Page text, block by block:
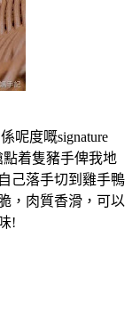
呢度嘅signature
着隻豬手俾我地
己落手切到雞手鴨
，肉質香滑，可以
!